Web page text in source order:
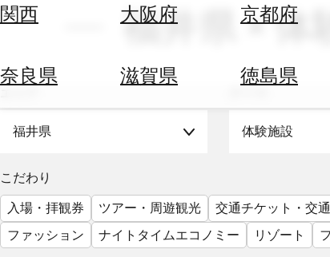
関西 大阪府 京都府
奈良県 滋賀県 徳島県
ホ
す
替
を
調
べ
天
福井県 × 体
福井県 体験施設
こだわり
入場・拝観券
ツアー・周遊観光 交通チケット・交
ファッション
ナイトタイムエコノミー リゾート